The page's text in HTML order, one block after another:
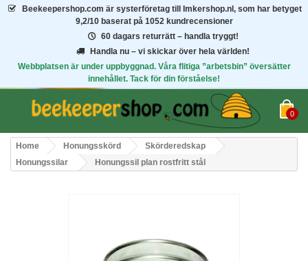
Beekeepershop.com är systerföretag till Imkershop.nl, som har betyget
9,2/10 baserat på 1052 kundrecensioner
60 dagars returrätt – handla tryggt!
Handla nu – vi skickar över hela världen!
Webbplatsen är under uppbyggnad. Våra flitiga ”arbetsbin” översätter
innehållet. Tack för din förståelse!
0
Home Honungsskörd
Skörderedskap
Honungssilar
Honungssil plan rostfritt stål